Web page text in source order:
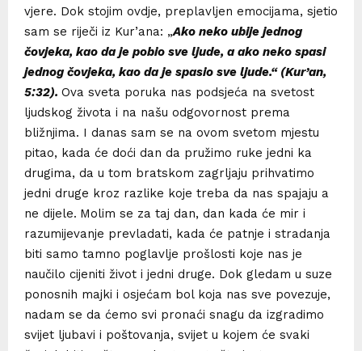
vjere. Dok stojim ovdje, preplavljen emocijama, sjetio
sam se riječi iz Kur’ana: „Ako neko ubije jednog
čovjeka, kao da je pobio sve ljude, a ako neko spasi
jednog čovjeka, kao da je spasio sve ljude.“ (Kur’an,
5:32). Ova sveta poruka nas podsjeća na svetost
ljudskog života i na našu odgovornost prema
bližnjima. I danas sam se na ovom svetom mjestu
pitao, kada će doći dan da pružimo ruke jedni ka
drugima, da u tom bratskom zagrljaju prihvatimo
jedni druge kroz razlike koje treba da nas spajaju a
ne dijele. Molim se za taj dan, dan kada će mir i
razumijevanje prevladati, kada će patnje i stradanja
biti samo tamno poglavlje prošlosti koje nas je
naučilo cijeniti život i jedni druge. Dok gledam u suze
ponosnih majki i osjećam bol koja nas sve povezuje,
nadam se da ćemo svi pronaći snagu da izgradimo
svijet ljubavi i poštovanja, svijet u kojem će svaki